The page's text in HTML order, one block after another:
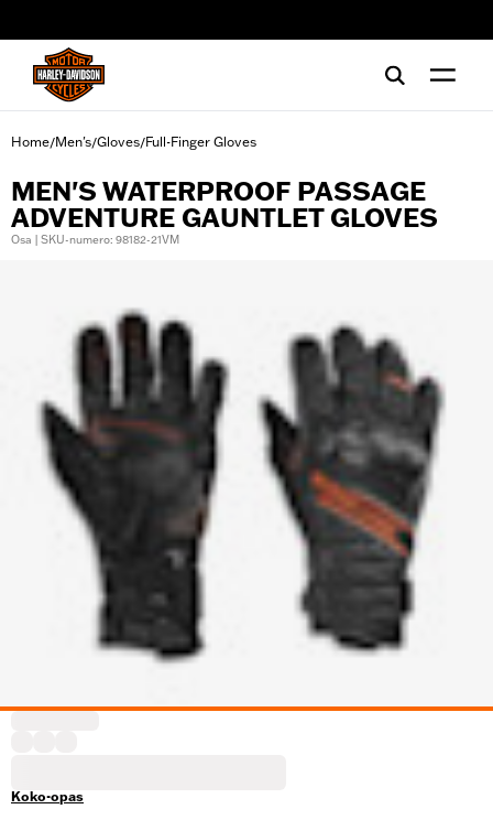
Home/Men's/Gloves/Full-Finger Gloves
MEN'S WATERPROOF PASSAGE
ADVENTURE GAUNTLET GLOVES
Osa | SKU-numero: 98182-21VM
Koko-opas